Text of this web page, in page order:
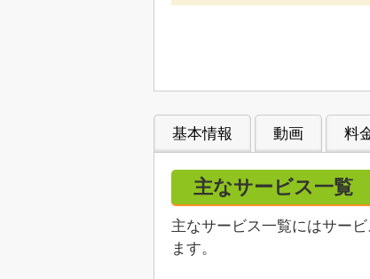
基本情報 動画 料
主なサービス一覧
主なサービス一覧にはサー
ます。